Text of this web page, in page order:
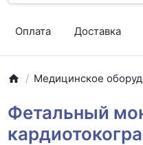
Оплата Доставка
Медицинское
Фетальный